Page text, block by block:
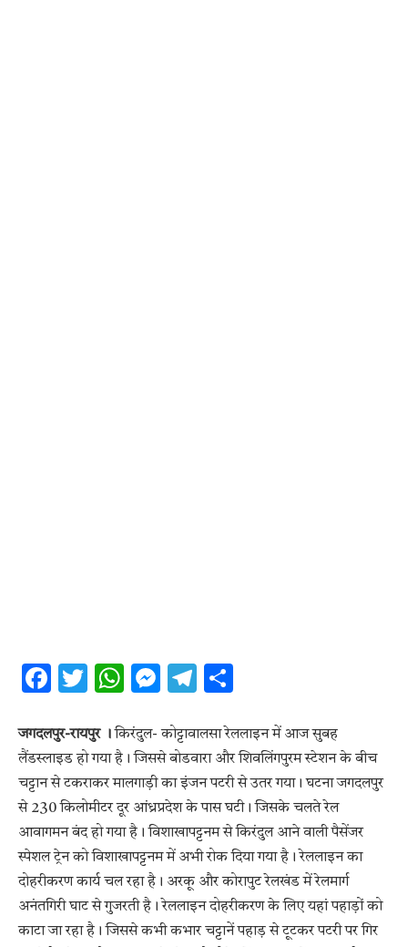
Facebook
Twitter
WhatsApp
Messenger
Telegram
जगदलपुर-रायपुर ।किरंदुल- कोट्टावालसा रेललाइन में आज सुबह
लैंडस्लाइड हो गया है। जिससे बोडवारा और शिवलिंगपुरम स्टेशन के बीच
चट्टान से टकराकर मालगाड़ी का इंजन पटरी से उतर गया। घटना जगदलपुर
से 230 किलोमीटर दूर आंध्रप्रदेश के पास घटी। जिसके चलते रेल
आवागमन बंद हो गया है। विशाखापट्टनम से किरंदुल आने वाली पैसेंजर
स्पेशल ट्रेन को विशाखापट्टनम में अभी रोक दिया गया है। रेललाइन का
दोहरीकरण कार्य चल रहा है। अरकू और कोरापुट रेलखंड में रेलमार्ग
अनंतगिरी घाट से गुजरती है। रेललाइन दोहरीकरण के लिए यहां पहाड़ों को
काटा जा रहा है। जिससे कभी कभार चट्टानें पहाड़ से टूटकर पटरी पर गिर